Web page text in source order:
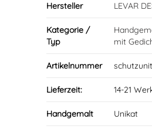
Hersteller LEVAR
Kategorie /
Typ
mit
Artikelnummer
Lieferzeit: 14-21
Handgemalt Unikat